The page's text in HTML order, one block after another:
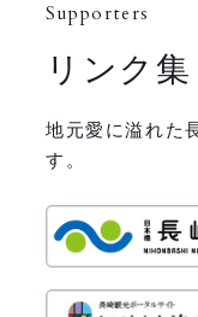
Supporters
リンク集
地元愛に溢れた
す。